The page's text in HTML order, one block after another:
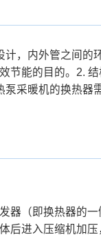
，内外管之间
节能的目的。2.
采暖机的换热
器（即换热器的一
后进入压缩机加